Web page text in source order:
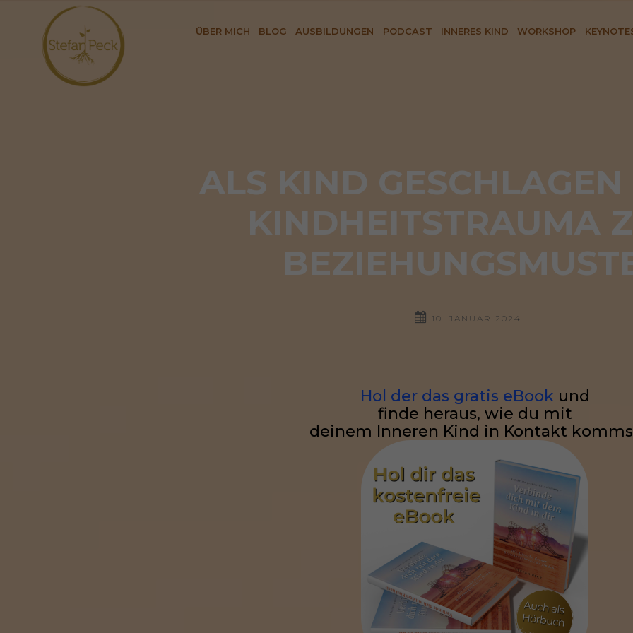
ÜBER MICH BLOG AUSBILDUNGEN PODCAST INNERES KIND WORKSHOP
ALS KIND
KINDHEITSTRAUMA
10. JANUAR 2024
Hol der das gratis eBook und
finde heraus, wie du mit
deinem Inneren Kind in Kontakt